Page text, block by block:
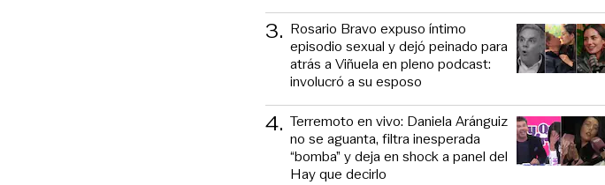
3. Rosario Bravo expuso íntimo
episodio sexual y dejó peinado para
atrás a Viñuela en pleno podcast:
involucró a su esposo
4. Terremoto en vivo: Daniela Aránguiz
no se aguanta, filtra inesperada
“bomba” y deja en shock a panel del
Hay que decirlo